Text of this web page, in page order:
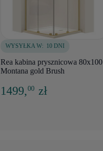
WYSYŁKA W: 10 DNI
Rea kabina prysznicowa 80x100
Montana gold Brush
1499,00 zł